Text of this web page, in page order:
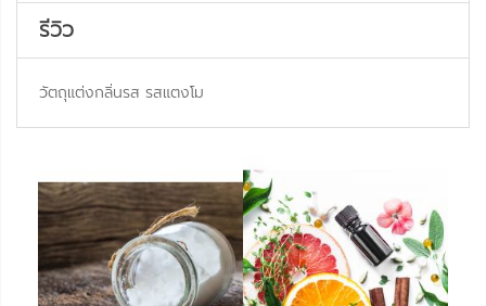
รีวิว
วัตถุแต่งกลิ่นรส รสแตงโม